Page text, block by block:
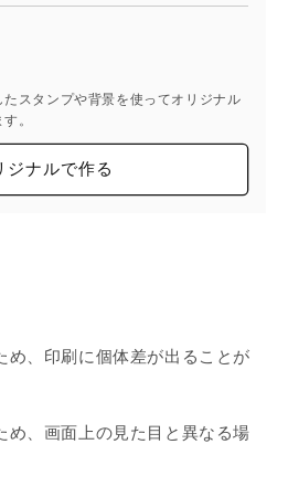
スタンプや背景を使ってオリジナル
。
ジナルで作る
め、印刷に個体差が出ることが
め、画面上の見た目と異なる場